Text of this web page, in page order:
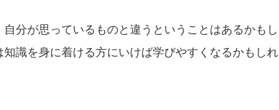
分が思っているものと違うということはあるかもし
識を身に着ける方にいけば学びやすくなるかもしれ